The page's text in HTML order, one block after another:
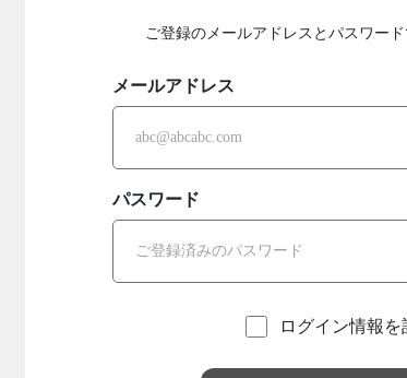
ご登録のメールアドレスとパスワー
メールアドレス
パスワード
ログイン情報を